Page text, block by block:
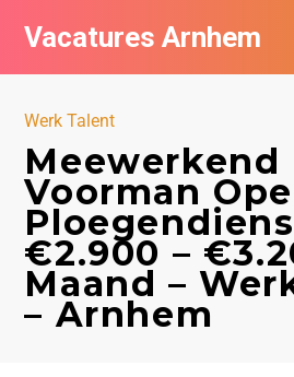
Vacatures Arnhem
Werk Talent
Meewerkend
Voorman
€2.900 –
Maand –
– Arnhem
Vacatures per bedrijf in Arnhem